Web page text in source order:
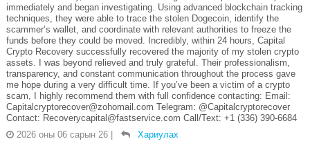
immediately and began investigating. Using advanced blockchain tracking
techniques, they were able to trace the stolen Dogecoin, identify the
scammer’s wallet, and coordinate with relevant authorities to freeze the
funds before they could be moved. Incredibly, within 24 hours, Capital
Crypto Recovery successfully recovered the majority of my stolen crypto
assets. I was beyond relieved and truly grateful. Their professionalism,
transparency, and constant communication throughout the process gave
me hope during a very difficult time. If you’ve been a victim of a crypto
scam, I highly recommend them with full confidence contacting: Email:
Capitalcryptorecover@zohomail.com Telegram: @Capitalcryptorecover
Contact: Recoverycapital@fastservice.com Call/Text: +1 (336) 390-6684
2026 оны 06 сарын 26
Хариулах